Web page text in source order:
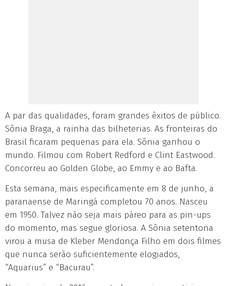
A par das qualidades, foram grandes êxitos de público.
Sônia Braga, a rainha das bilheterias. As fronteiras do
Brasil ficaram pequenas para ela. Sônia ganhou o
mundo. Filmou com Robert Redford e Clint Eastwood.
Concorreu ao Golden Globe, ao Emmy e ao Bafta.
Esta semana, mais especificamente em 8 de junho, a
paranaense de Maringá completou 70 anos. Nasceu
em 1950. Talvez não seja mais páreo para as pin-ups
do momento, mas segue gloriosa. A Sônia setentona
virou a musa de Kleber Mendonça Filho em dois filmes
que nunca serão suficientemente elogiados,
“Aquarius” e “Bacurau”.